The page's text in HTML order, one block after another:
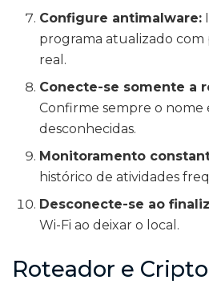
Configure antimalware:
programa atualizado
real.
Conecte-se somente a
Confirme sempre o nome
desconhecidas.
Monitoramento
histórico de atividades
Desconecte-se ao
Wi-Fi ao deixar o local.
Roteador e